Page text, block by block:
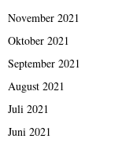
November 2021
Oktober 2021
September 2021
August 2021
Juli 2021
Juni 2021